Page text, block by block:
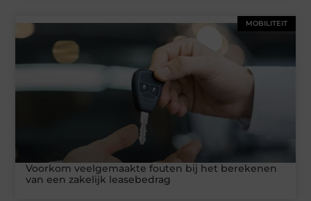
MOBILITEIT
Voorkom veelgemaakte fouten bij het berekenen
van een zakelijk leasebedrag